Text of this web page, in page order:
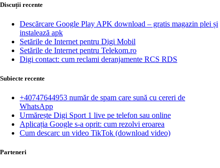
Discuții recente
Descărcare Google Play APK download – gratis magazin plei și
instalează apk
Setările de Internet pentru Digi Mobil
Setările de Internet pentru Telekom.ro
Digi contact: cum reclami deranjamente RCS RDS
Subiecte recente
+40747644953 număr de spam care sună cu cereri de
WhatsApp
Urmărește Digi Sport 1 live pe telefon sau online
Aplicația Google s-a oprit: cum rezolvi eroarea
Cum descarc un video TikTok (download video)
Parteneri